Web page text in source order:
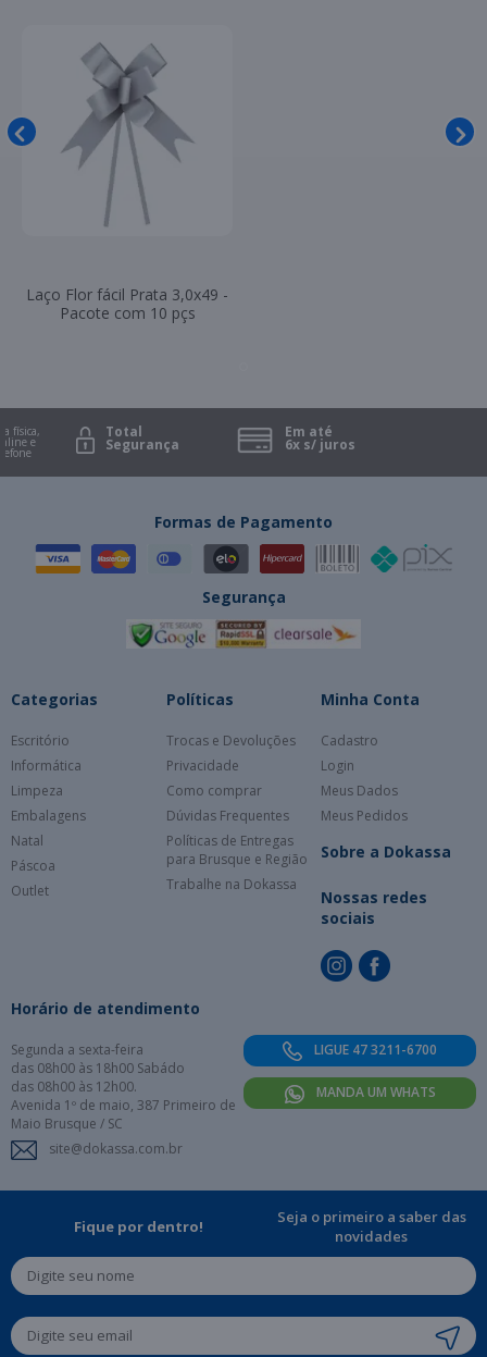
Laço Flor fácil Prata 3,0x49 -
Pacote com 10 pçs
física,
e
Total
Segurança
Em até
6x s/ juros
Formas de Pagamento
Segurança
Categorias
Escritório
Informática
Limpeza
Embalagens
Natal
Páscoa
Outlet
Políticas
Trocas e Devoluções
Privacidade
Como comprar
Dúvidas Frequentes
Políticas de Entregas
para Brusque e Região
Trabalhe na Dokassa
Minha Conta
Cadastro
Login
Meus Dados
Meus Pedidos
Sobre a Dokassa
Nossas redes
sociais
Horário de atendimento
Segunda a sexta-feira
das 08h00 às 18h00 Sabádo
das 08h00 às 12h00.
Avenida 1º de maio, 387 Primeiro de
Maio Brusque / SC
site@dokassa.com.br
LIGUE 47 3211-6700
MANDA UM WHATS
Fique por dentro!
Seja o primeiro a saber das
novidades